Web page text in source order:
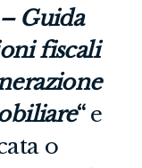
Guida
fiscali
“e
o